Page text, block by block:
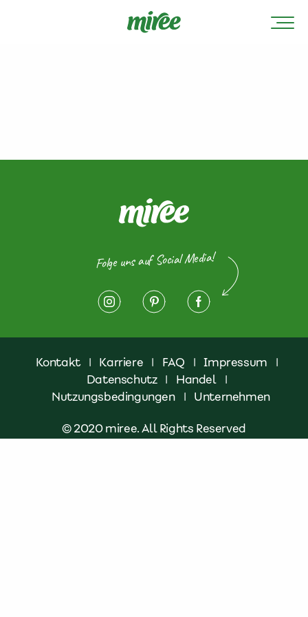
Folge uns auf Social Media!
Kontakt | Karriere | FAQ | Impressum
|
Datenschutz | Handel
|
Nutzungsbedingungen
| Unternehmen
© 2020 miree. All Rights Reserved